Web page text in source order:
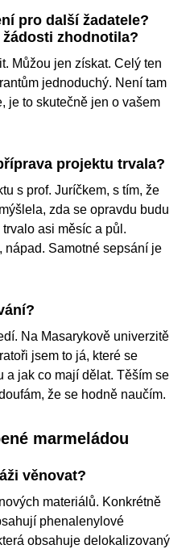
pro další žadatele?
zhodnotila?
Můžou jen získat. Celý ten
jednoduchý. Není tam
je to skutečně jen o vašem
projektu trvala?
s prof. Juríčkem, s tím, že
zda se opravdu budu
asi měsíc a půl.
Samotné sepsání je
Na Masarykově univerzitě
jsem to já, které se
a jak co mají dělat. Těším se
že se hodně naučím.
marmeládou
věnovat?
materiálů. Konkrétně
phenalenylové
obsahuje delokalizovaný